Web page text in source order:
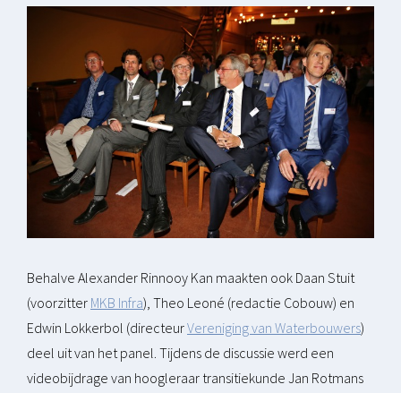
Behalve Alexander Rinnooy Kan maakten ook Daan Stuit
(voorzitter MKB Infra), Theo Leoné (redactie Cobouw) en
Edwin Lokkerbol (directeurVereniging van Waterbouwers)
deel uit van het panel. Tijdens de discussie werd een
videobijdrage van hoogleraar transitiekunde Jan Rotmans